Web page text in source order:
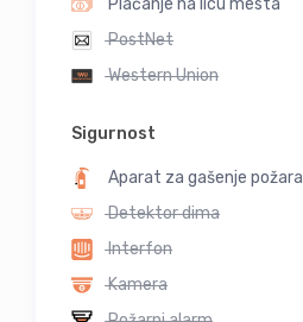
Plaćanje na licu mesta
PostNet
Western Union
Sigurnost
Aparat za gašenje požara
Detektor dima
Interfon
Kamera